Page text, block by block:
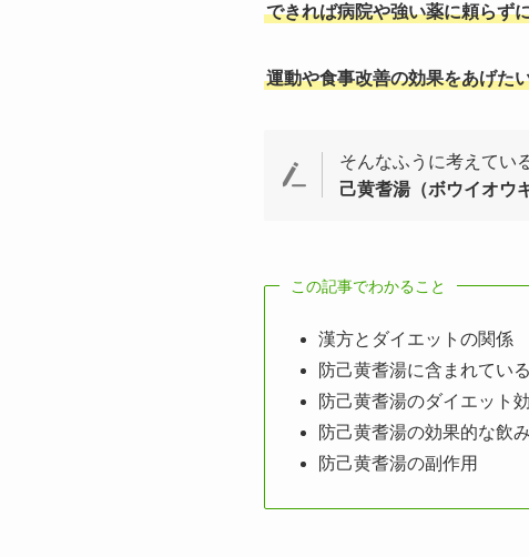
できれば病院や強い薬に頼らず
運動や食事改善の効果をあげた
そんなふうに考えてい
己黄耆湯（ボウイオウ
この記事でわかること
漢方とダイエットの関係
防己黄耆湯に含まれてい
防己黄耆湯のダイエット
防己黄耆湯の効果的な飲
防己黄耆湯の副作用